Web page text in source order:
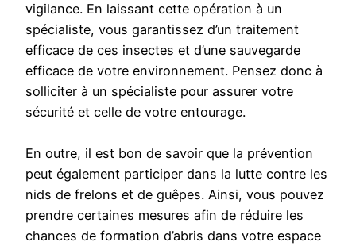
vigilance. En laissant cette opération à un
spécialiste, vous garantissez d’un traitement
efficace de ces insectes et d’une sauvegarde
efficace de votre environnement. Pensez donc à
solliciter à un spécialiste pour assurer votre
sécurité et celle de votre entourage.
En outre, il est bon de savoir que la prévention
peut également participer dans la lutte contre les
nids de frelons et de guêpes. Ainsi, vous pouvez
prendre certaines mesures afin de réduire les
chances de formation d’abris dans votre espace